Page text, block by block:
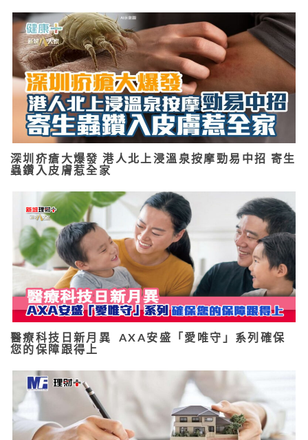
深圳疥瘡大爆發 港人北上浸溫泉按摩勁易中招 寄生
蟲鑽入皮膚惹全家
醫療科技日新月異 AXA安盛「愛唯守」系列確保
您的保障跟得上